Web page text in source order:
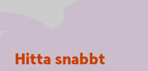
Sidfot
Hitta snabbt